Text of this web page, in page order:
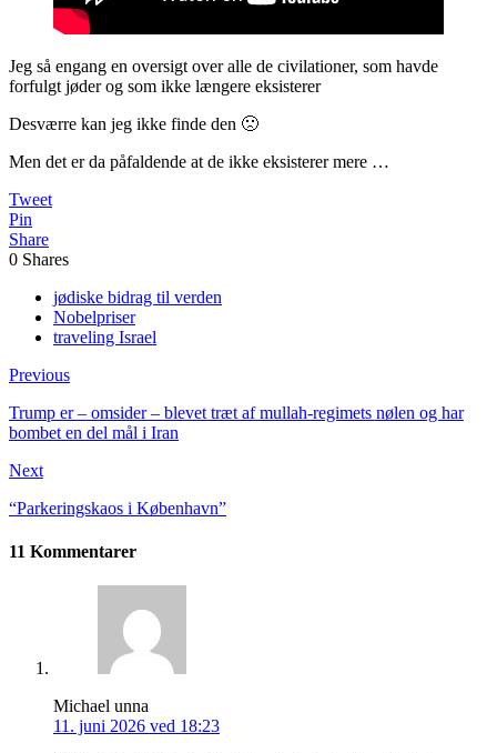
Jeg så engang en oversigt over alle de civilationer, som havde
forfulgt jøder og som ikke længere eksisterer
Desværre kan jeg ikke finde den 🙁
Men det er da påfaldende at de ikke eksisterer mere …
Tweet
Pin
Share
0 Shares
jødiske bidrag til verden
Nobelpriser
traveling Israel
Previous
Trump er – omsider – blevet træt af mullah-regimets nølen og har
bombet en del mål i Iran
Next
“Parkeringskaos i København”
11 Kommentarer
Michael unna
11. juni 2026 ved 18:23